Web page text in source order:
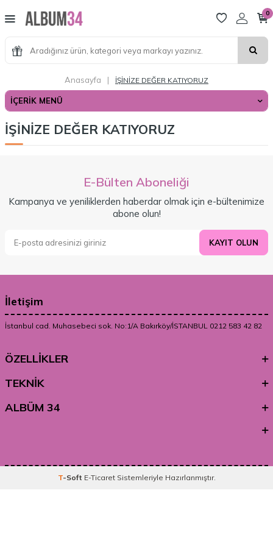
0
Anasayfa | İŞİNİZE DEĞER KATIYORUZ
İÇERIK MENÜ
İŞİNİZE DEĞER KATIYORUZ
E-Bülten Aboneliği
Kampanya ve yeniliklerden haberdar olmak için e-bültenimize
abone olun!
KAYIT OLUN
İletişim
İstanbul cad. Muhasebeci sok. No:1/A Bakırköy/İSTANBUL 0212 583 42 82
ÖZELLİKLER
TEKNİK
ALBÜM 34
T-Soft E-TicaretSistemleriyle Hazırlanmıştır.